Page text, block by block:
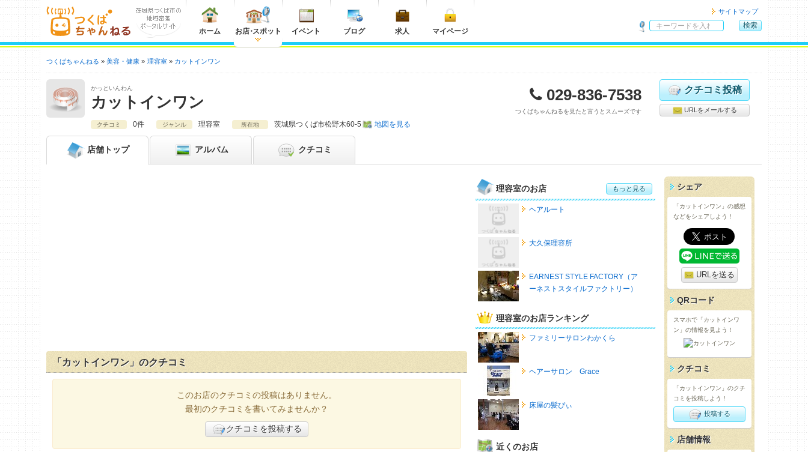
ホーム お店・スポット イベント ブログ 求人 マイページ
サイトマップ
内
索
検索
つくばちゃんねる 美容・健康 理容室 カットインワン
かっといんわん
カットインワン 029-836-7538
つくばちゃんねるを見たと言うとスムーズです
クチコミ投稿
URLをメールする
クチコミ 0件 ジャンル 理容室 所在地 茨城県つくば市松野木60-5 地図を見る
店舗 トップ アルバム クチコミ
「カットインワン」のクチコミ
このお店のクチコミの投稿はありません。
最初のクチコミを書いてみませんか？
クチコミを投稿する
理容室のお店 もっと見る
ヘアルート
大久保理容所
EARNEST STYLE FACTORY（ア
ーネストスタイルファクトリー）
理容室のお店ランキング
ファミリーサロンわかくら
ヘアーサロン Grace
床屋の髪ぴぃ
近くのお店
シェア
「カットインワン」の感想
などをシェアしよう！
URLを送る
QRコード
スマホで「カットインワ
ン」の情報を見よう！
クチコミ
「カットインワン」のクチ
コミを投稿しよう！
投稿する
店舗情報